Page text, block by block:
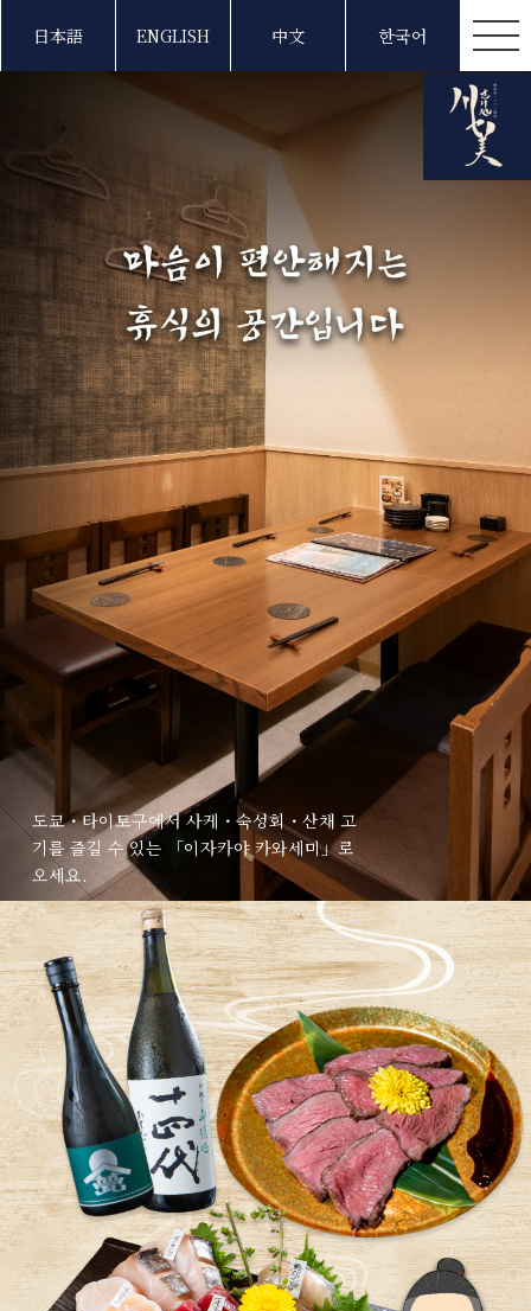
日本語 ENGLISH 中文 한국어
도쿄・타이토구에서 사케・숙성회・산채 고
기를 즐길 수 있는 「이자카야 카와세미」로
오세요.